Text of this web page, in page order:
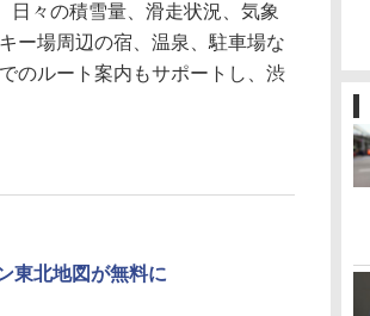
々の積雪量、滑走状況、気象
ー場周辺の宿、温泉、駐車場な
のルート案内もサポートし、渋
東北地図が無料に